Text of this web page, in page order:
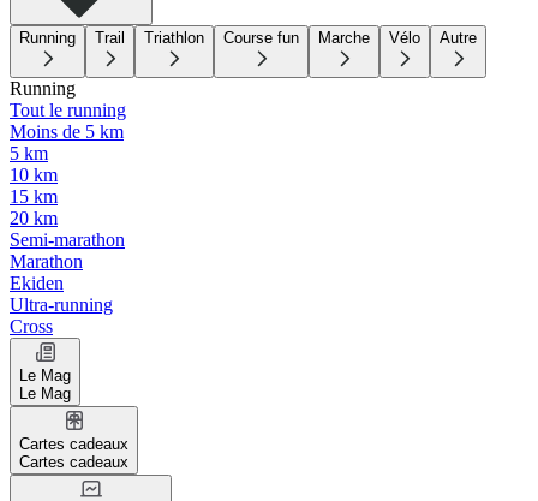
Running Trail Triathlon Course fun Marche Vélo Autre
Running
Tout le running
Moins de 5 km
5 km
10 km
15 km
20 km
Semi-marathon
Marathon
Ekiden
Ultra-running
Cross
Le Mag
Le Mag
Cartes cadeaux
Cartes cadeaux